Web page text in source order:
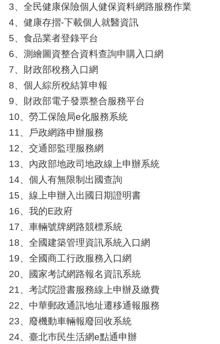
3、全民健康保險個人健保資料網路服務作業
4、健康存摺-下載個人就醫資訊
5、食品業者登錄平台
6、測繪圖資整合資料查詢申購入口網
7、財政部稅務入口網
8、個人綜所稅結算申報
9、財政部電子發票整合服務平台
10、勞工保險局e化服務系統
11、戶政網路申辦服務
12、交通部監理服務網
13、內政部地政司地政線上申辦系統
14、個人有無限制出國查詢
15、線上申辦入出國日期證明書
16、我的E政府
17、車輛號牌網路競標系統
18、全國建築管理資訊系統入口網
19、全國商工行政服務入口網
20、國家考試網路報名資訊系統
21、考試院證書服務線上申辦及繳費
22、中華郵政通訊地址遷移通報服務
23、廢機動車輛報廢回收系統
24、臺北巿民生活網e點通申辦